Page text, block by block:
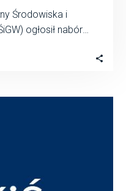
Środowiska i
ogłosił nabór